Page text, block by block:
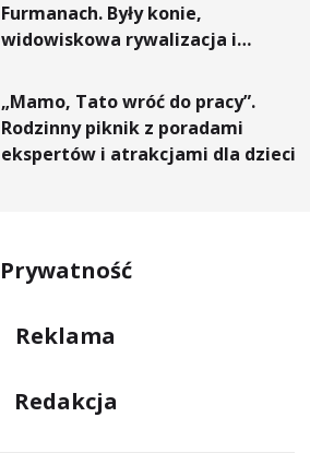
Furmanach. Były konie,
widowiskowa rywalizacja i
„Mamo, Tato wróć do pracy”.
Rodzinny piknik z poradami
ekspertów i atrakcjami dla dzieci
Prywatność
Reklama
Redakcja